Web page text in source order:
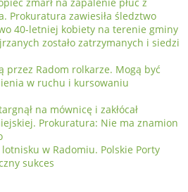
Prokuratura zawiesiła śledztwo
40-letniej kobiety na terenie gminy
zostało zatrzymanych i siedzi
przez Radom rolkarze. Mogą być
w ruchu i kursowaniu
na mównicę i zakłócał
Prokuratura: Nie ma znamion
w Radomiu. Polskie Porty
sukces